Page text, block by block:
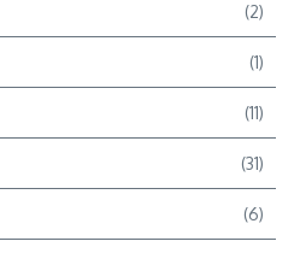
(2)
(1)
(11)
(31)
(6)